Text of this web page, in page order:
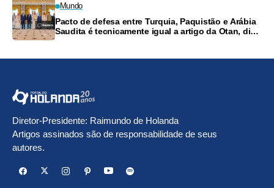
Mundo
Pacto de defesa entre Turquia, Paquistão e Arábia
Saudita é tecnicamente igual a artigo da Otan, diz
Diretor-Presidente: Raimundo de Holanda
Artigos assinados são de responsabilidade de seus
autores.